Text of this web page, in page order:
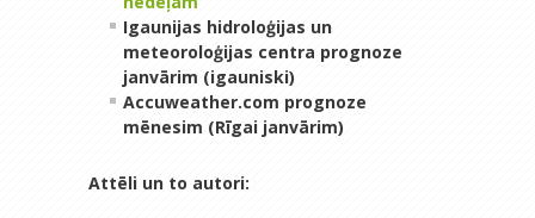
Igaunijas hidroloģijas un
meteoroloģijas centra prognoze
janvārim (igauniski)
Accuweather.com prognoze
mēnesim (Rīgai janvārim)
Attēli un to autori: